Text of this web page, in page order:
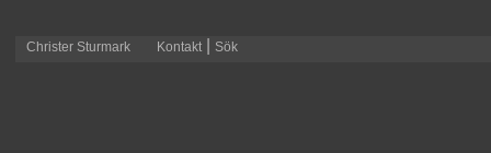
Christer Sturmark Kontakt| Sök